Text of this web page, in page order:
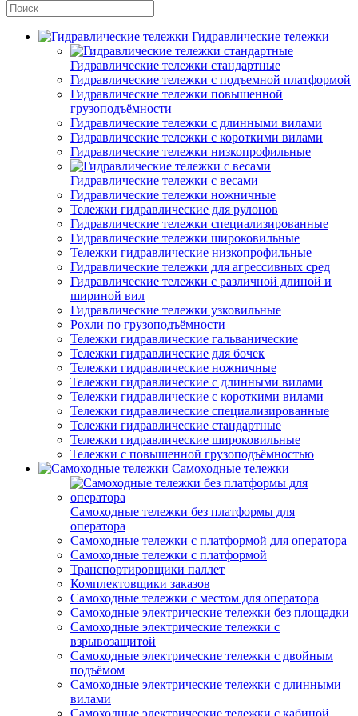
Гидравлические тележки
Гидравлические тележки стандартные
Гидравлические тележки с подъемной платформой
Гидравлические тележки повышенной
грузоподъёмности
Гидравлические тележки с длинными вилами
Гидравлические тележки с короткими вилами
Гидравлические тележки низкопрофильные
Гидравлические тележки с весами
Гидравлические тележки ножничные
Тележки гидравлические для рулонов
Гидравлические тележки специализированные
Гидравлические тележки широковильные
Тележки гидравлические низкопрофильные
Гидравлические тележки для агрессивных сред
Гидравлические тележки с различной длиной и
шириной вил
Гидравлические тележки узковильные
Рохли по грузоподъёмности
Тележки гидравлические гальванические
Тележки гидравлические для бочек
Тележки гидравлические ножничные
Тележки гидравлические с длинными вилами
Тележки гидравлические с короткими вилами
Тележки гидравлические специализированные
Тележки гидравлические стандартные
Тележки гидравлические широковильные
Тележки с повышенной грузоподъёмностью
Самоходные тележки
Самоходные тележки без платформы для
оператора
Самоходные тележки с платформой для оператора
Самоходные тележки с платформой
Транспортировщики паллет
Комплектовщики заказов
Самоходные тележки с местом для оператора
Самоходные электрические тележки без площадки
Самоходные электрические тележки с
взрывозащитой
Самоходные электрические тележки с двойным
подъёмом
Самоходные электрические тележки с длинными
вилами
Самоходные электрические тележки с кабиной